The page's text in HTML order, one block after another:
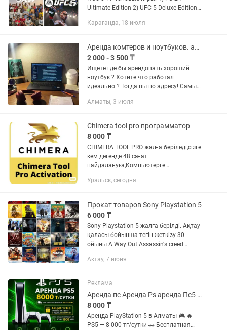
Ultimate Edition 2) UFC 5 Deluxe Edition
GTA 5 Premium Edition 5) Injustice 2 6)
Караганда, 18 июля
Аренда комтеров и ноутбуков. аренда ноут asus/dell/lenovo. Прокат ноутбука
2 000 - 3 500 ₸
Ищете где бы арендовать хороший
ноутбук ? Хотите что работал
идеально ? Тогда вы по адресу! Самые
ноутбуки чистим обслуживаем
Алматы, 3 июля
Chimera tool pro программатор
8 000 ₸
CHIMERA TOOL PRO жалға беріледі,сізге
кем дегенде 48 сағат
пайдалануға,Компьютерге
емес. Компьютер міндетті түрде
компьютері,ноутбук...
Уральск, сегодня
Прокат товаров Sony Playstation 5
6 000 ₸
Sony Playstation 5 жалға берілді. Ақтау
қаласы бойынша тегін жеткізу 30-
ойыны A Way Out Assassin's creed
of duty black ops 3 Call of duty modern
Актау, 7 июня
Реклама
Аренда пс Аренда Ps аренда Пс5 аренда ps5 аренда ps 5 аренда PlayStation
8 000 ₸
Аренда PlayStation 5 в Алматы 🎮 🔥
PS5 — 8 000 тг/сутки 🚗 Бесплатная